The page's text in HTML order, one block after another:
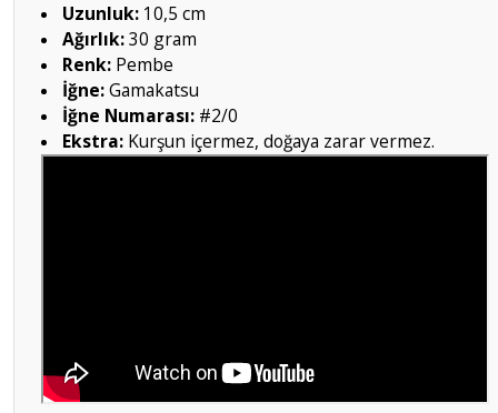
Uzunluk: 10,5 cm
Ağırlık:30 gram
Renk: Pembe
İğne:Gamakatsu
İğne Numarası: #2/0
Ekstra: Kurşun içermez, doğaya zarar vermez.